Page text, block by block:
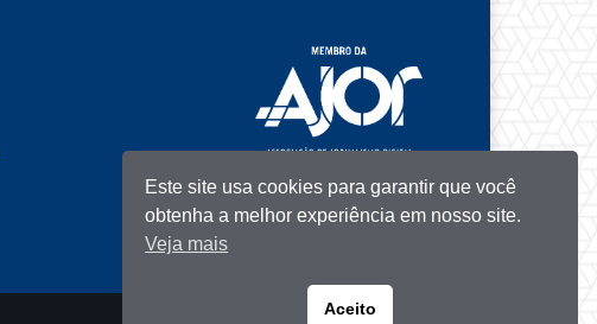
Este site usa cookies para garantir que você
obtenha a melhor experiência em nosso site.
Veja mais
Aceito